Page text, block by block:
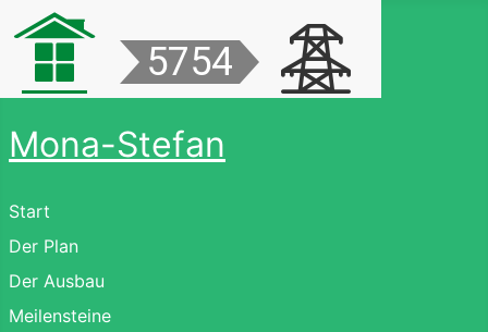
Mona-Stefan
Start
Der Plan
Der Ausbau
Meilensteine